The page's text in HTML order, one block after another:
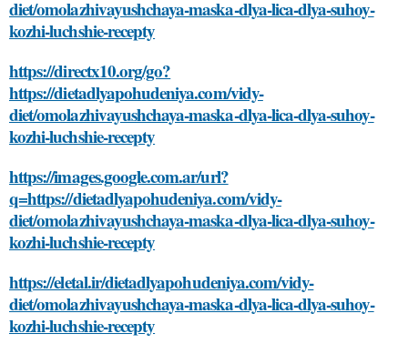
diet/omolazhivayushchaya-maska-dlya-lica-dlya-suhoy-
kozhi-luchshie-recepty
https://directx10.org/go?
https://dietadlyapohudeniya.com/vidy-
diet/omolazhivayushchaya-maska-dlya-lica-dlya-suhoy-
kozhi-luchshie-recepty
https://images.google.com.ar/url?
q=https://dietadlyapohudeniya.com/vidy-
diet/omolazhivayushchaya-maska-dlya-lica-dlya-suhoy-
kozhi-luchshie-recepty
https://eletal.ir/dietadlyapohudeniya.com/vidy-
diet/omolazhivayushchaya-maska-dlya-lica-dlya-suhoy-
kozhi-luchshie-recepty